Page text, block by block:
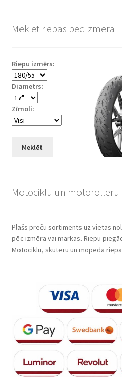
Meklēt riepas pēc izmēra
Riepu izmērs:
Diametrs:
Zīmoli:
Meklēt
Motociklu un motorolleru
Plašs preču sortiments uz vietas
pēc izmēra vai markas. Riepu
Motociklu, skūteru un mopēda